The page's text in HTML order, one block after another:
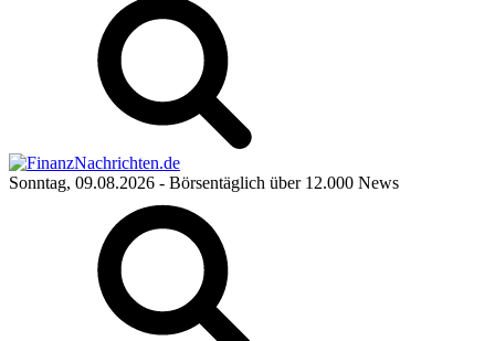
Sonntag, 09.08.2026 - Börsentäglich über 12.000 News